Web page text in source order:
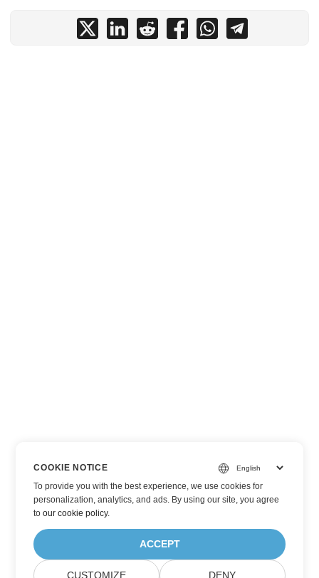
COOKIE NOTICE
To provide you with the best experience, we use cookies for
personalization, analytics, and ads. By using our site, you agree
toour cookie policy.
ACCEPT
CUSTOMIZE DENY